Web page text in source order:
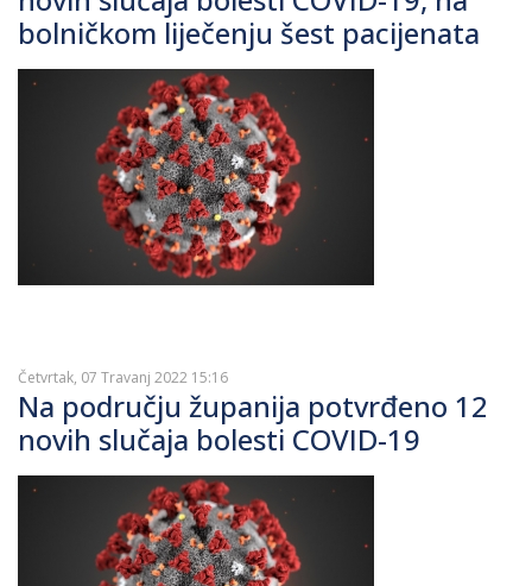
bolničkom liječenju šest pacijenata
Četvrtak, 07 Travanj 2022 15:16
Na području županija potvrđeno 12
novih slučaja bolesti COVID-19